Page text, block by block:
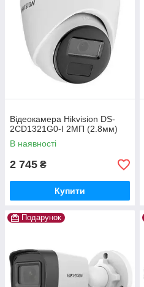
Відеокамера Hikvision DS-
2CD1321G0-I 2МП (2.8мм)
В наявності
2 745 ₴
Купити
Подарунок